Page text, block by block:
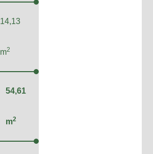
14,13
m2
54,61
m2